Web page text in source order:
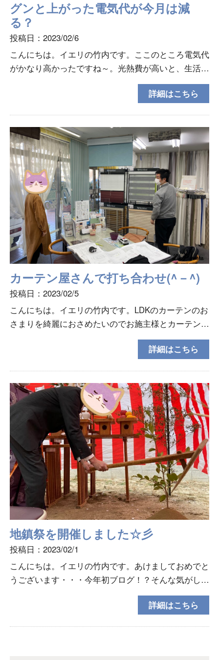
グンと上がった電気代が今月は減
る？
投稿日：2023/02/6
こんにちは。イエリの竹内です。ここのところ電気代
がかなり高かったですね～。光熱費が高いと、生活費
を圧迫してしまい困りますよね(>_<)少なければガッ
ツポーズしたくなるくらい嬉しいですよね。
詳細はこちら
カーテン屋さんで打ち合わせ(^－^)
投稿日：2023/02/5
こんにちは。イエリの竹内です。LDKのカーテンのお
さまりを綺麗におさめたいのでお施主様とカーテンの
打ち合わせに行ってきました。南区出汐のカーテン工
房さん。いつもお世話になっております。今回は間接
詳細はこちら
地鎮祭を開催しました☆彡
投稿日：2023/02/1
こんにちは。イエリの竹内です。あけましておめでと
うございます・・・今年初ブログ！？そんな気がしま
せんでした・・・*新しい工事がスタートするので、
現在お施主様とたくさんお打合せ中です。そんな中、
詳細はこちら